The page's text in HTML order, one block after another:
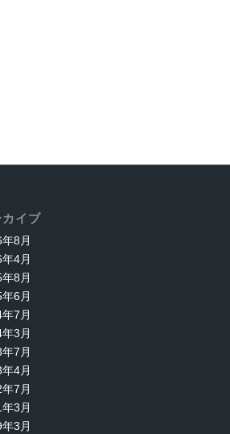
カイブ
8月
4月
8月
6月
7月
3月
7月
4月
7月
3月
3月